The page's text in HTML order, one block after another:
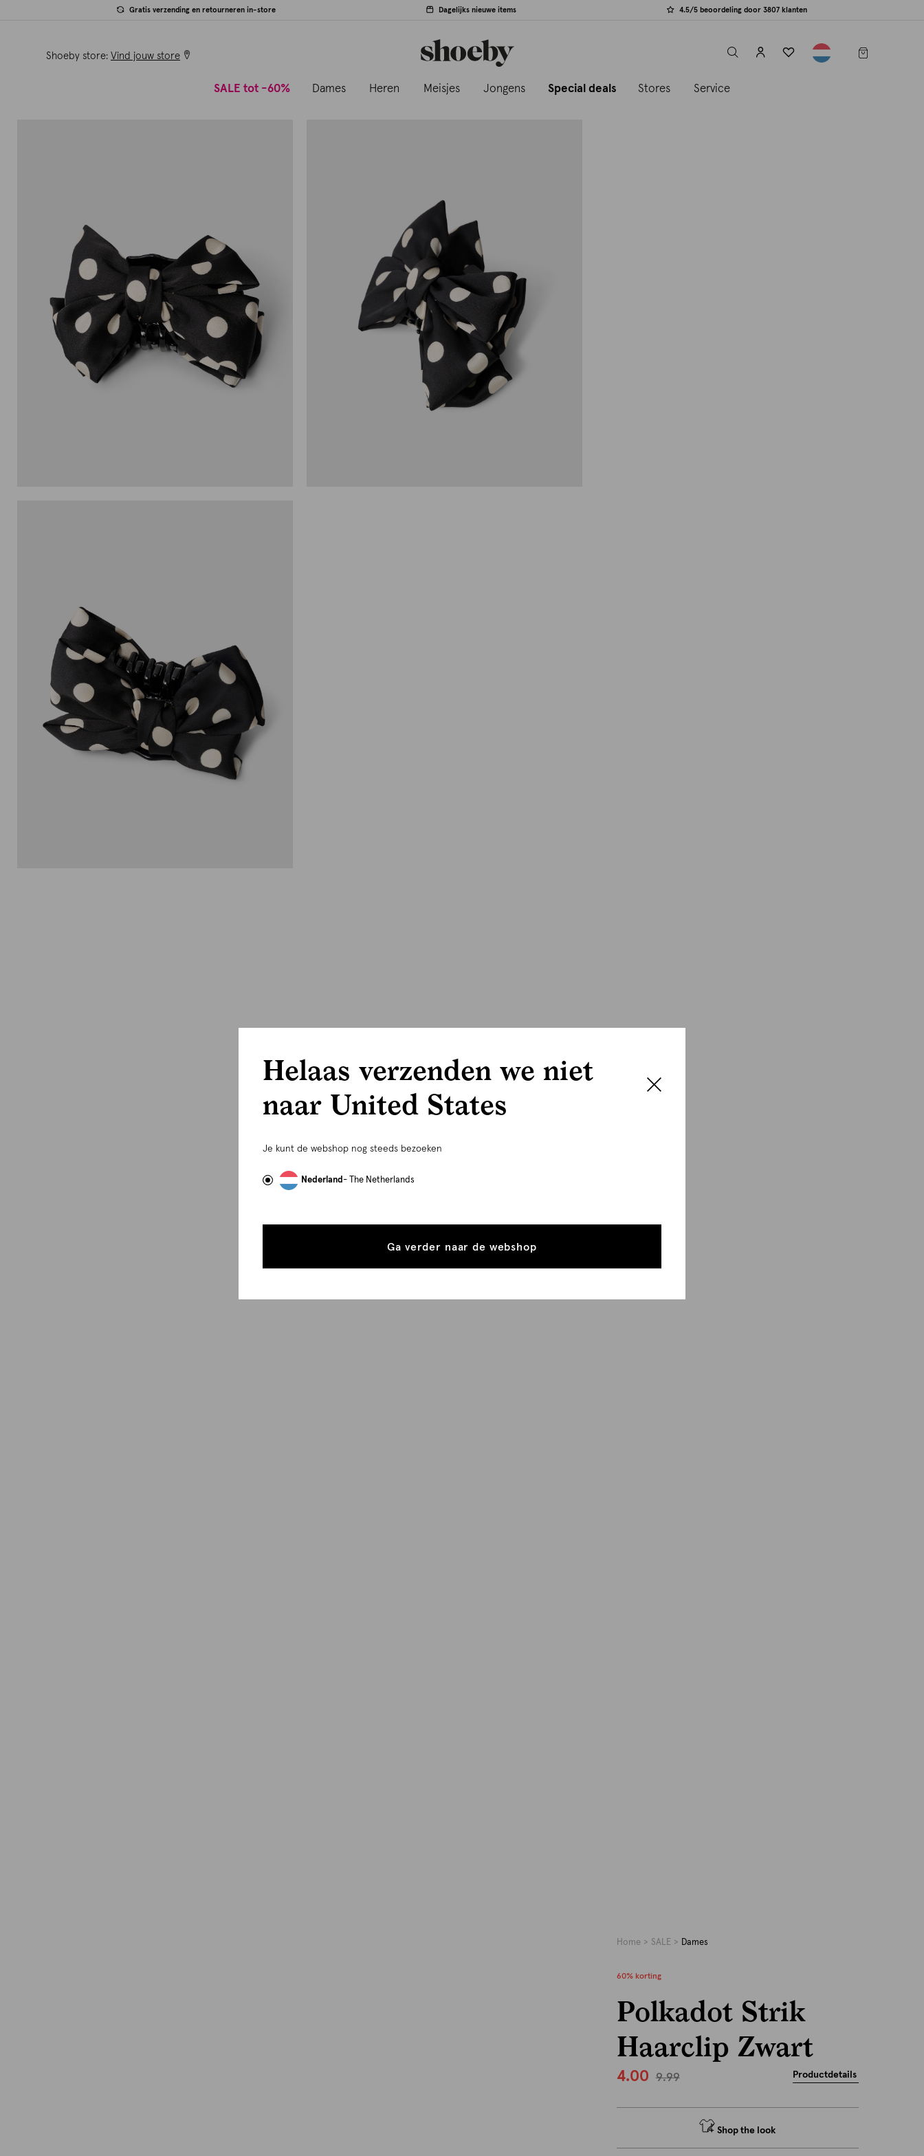
Gratis verzending en retourneren in-store Dagelijks nieuwe items 4.5/5 beoordeling door 3807 klanten
Shoeby store: Vind jouw store
label.header.toggle
SALE tot -60% Dames Heren Meisjes Jongens Special deals Stores Service
Home SALE Dames
60% korting
Polkadot Strik
Haarclip Zwart
4.00 9.99 Productdetails
Shop the look
Helaas verzenden we niet
naar United States
Je kunt de webshop nog steeds bezoeken
Nederland- The Netherlands
Ga verder naar de webshop